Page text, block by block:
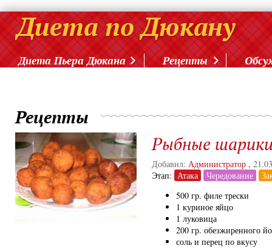
Диета Пьера Дюкана Рецепты
Рецепты
Рыбные
Добавил: Администратор ,
Этап: Атака Чередование
500 гр. филе трески
1 куриное яйцо
1 луковица
200 гр. обезжиренного
соль и перец по вкусу